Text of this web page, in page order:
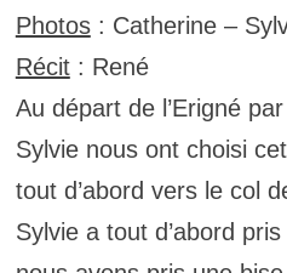
Photos: Catherine –
Récit: René
Au départ de l’Erigné
Sylvie nous ont choisi
tout d’abord vers le col
Sylvie a tout d’abord